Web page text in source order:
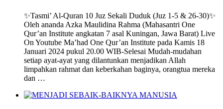
✨Tasmi’ Al-Quran 10 Juz Sekali Duduk (Juz 1-5 & 26-30)✨
Oleh ananda Azka Maulidina Rahma (Mahasantri One
Qur’an Institute angkatan 7 asal Kuningan, Jawa Barat) Live
On Youtube Ma’had One Qur’an Institute pada Kamis 18
Januari 2024 pukul 20.00 WIB-Selesai Mudah-mudahan
setiap ayat-ayat yang dilantunkan menjadikan Allah
limpahkan rahmat dan keberkahan baginya, orangtua mereka
dan …